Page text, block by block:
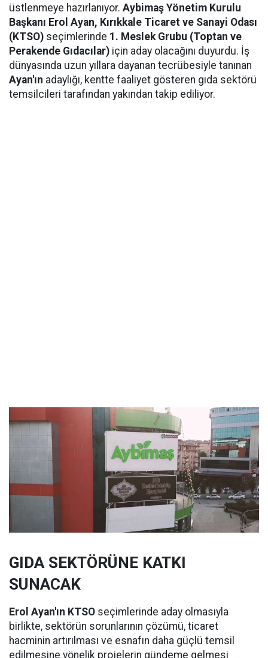
üstlenmeye hazırlanıyor. Aybimaş Yönetim Kurulu
Başkanı Erol Ayan, Kırıkkale Ticaret ve Sanayi Odası
(KTSO) seçimlerinde 1. Meslek Grubu (Toptan ve
Perakende Gıdacılar) için aday olacağını duyurdu. İş
dünyasında uzun yıllara dayanan tecrübesiyle tanınan
Ayan'ın adaylığı, kentte faaliyet gösteren gıda sektörü
temsilcileri tarafından yakından takip ediliyor.
GIDA SEKTÖRÜNE KATKI
SUNACAK
Erol Ayan'ın KTSO seçimlerinde aday olmasıyla
birlikte, sektörün sorunlarının çözümü, ticaret
hacminin artırılması ve esnafın daha güçlü temsil
edilmesine yönelik projelerin gündeme gelmesi